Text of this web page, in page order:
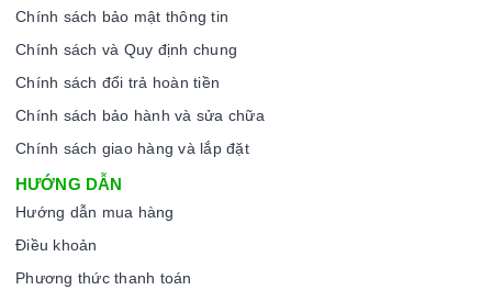
Chính sách bảo mật thông tin
Chính sách và Quy định chung
Chính sách đổi trả hoàn tiền
Chính sách bảo hành và sửa chữa
Chính sách giao hàng và lắp đặt
HƯỚNG DẪN
Hướng dẫn mua hàng
Điều khoản
Phương thức thanh toán